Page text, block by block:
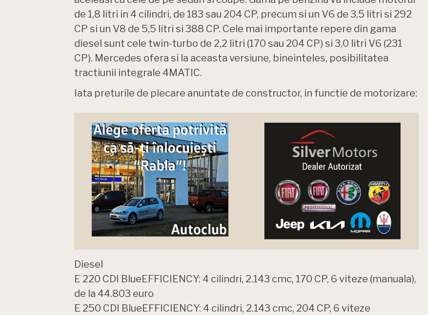
de 1,8 litri in 4 cilindri, de 183 sau 204 CP, precum si un V6 de 3,5 litri si 292
CP si un V8 de 5,5 litri si 388 CP. Cele mai importante repere din gama
diesel sunt cele twin-turbo de 2,2 litri (170 sau 204 CP) si 3,0 litri V6 (231
CP). Mercedes ofera si la aceasta versiune, bineinteles, posibilitatea
tractiunii integrale 4MATIC.
Iata preturile de plecare anuntate de constructor, in functie de motorizare:
Diesel
E 220 CDI BlueEFFICIENCY: 4 cilindri, 2.143 cmc, 170 CP, 6 viteze (manuala),
de la 44.803 euro
E 250 CDI BlueEFFICIENCY: 4 cilindri, 2.143 cmc, 204 CP, 6 viteze